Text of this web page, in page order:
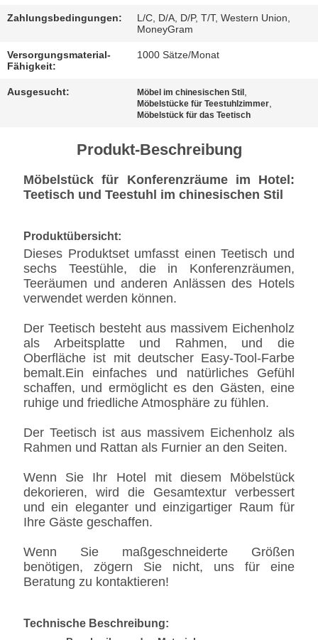
Zahlungsbedingungen:
L/C, D/A, D/P, T/T, Western Union,
MoneyGram
Versorgungsmaterial-
Fähigkeit:
1000 Sätze/Monat
Ausgesucht: Möbel im chinesischen Stil
Möbelstücke für Teestuhlzimmer
Möbelstück für das Teetisch
Produkt-Beschreibung
Möbelstück für Konferenzräume im Hotel:
Teetisch und Teestuhl im chinesischen Stil
Produktübersicht:
Dieses Produktset umfasst einen Teetisch und
sechs Teestühle, die in Konferenzräumen,
Teeräumen und anderen Anlässen des Hotels
verwendet werden können.
Der Teetisch besteht aus massivem Eichenholz
als Arbeitsplatte und Rahmen, und die
Oberfläche ist mit deutscher Easy-Tool-Farbe
bemalt.Ein einfaches und natürliches Gefühl
schaffen, und ermöglicht es den Gästen, eine
ruhige und friedliche Atmosphäre zu fühlen.
Der Teetisch ist aus massivem Eichenholz als
Rahmen und Rattan als Furnier an den Seiten.
Wenn Sie Ihr Hotel mit diesem Möbelstück
dekorieren, wird die Gesamtextur verbessert
und ein eleganter und einzigartiger Raum für
Ihre Gäste geschaffen.
Wenn Sie maßgeschneiderte Größen
benötigen, zögern Sie nicht, uns für eine
Beratung zu kontaktieren!
Technische Beschreibung: